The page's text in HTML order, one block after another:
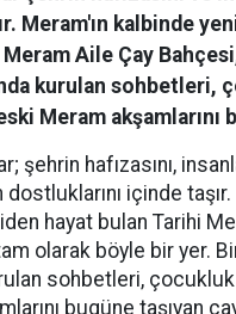
Meram'ın kalbinde
Aile Çay
kurulan sohbetleri,
Meram akşamlarını
şehrin hafızasını,
dostluklarını içinde
hayat bulan Tarihi
olarak böyle bir yer.
sohbetleri, çocukluk
bugüne taşıyan